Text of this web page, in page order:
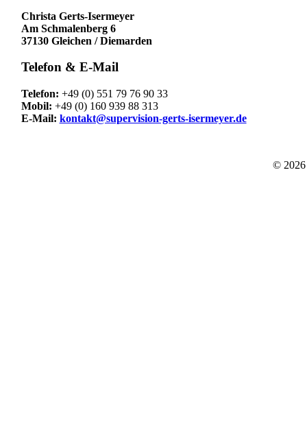
Christa Gerts-Isermeyer
Am Schmalenberg 6
37130 Gleichen / Diemarden
Telefon & E-Mail
Telefon: +49 (0) 551 79 76 90 33
Mobil: +49 (0) 160 939 88 313
E-Mail: kontakt@supervision-gerts-isermeyer.de
© 2026